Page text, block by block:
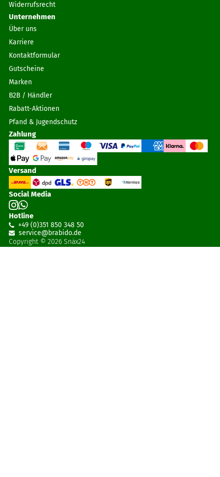
Widerrufsrecht
Unternehmen
Über uns
Karriere
Kontaktformular
Gutscheine
Marken
B2B / Händler
Rabatt-Aktionen
Pfand & Jugendschutz
Zahlung
Versand
Social Media
Hotline
+49 (0)351 850 348 50
service@brabido.de
Copyright © 2026 Snäx24